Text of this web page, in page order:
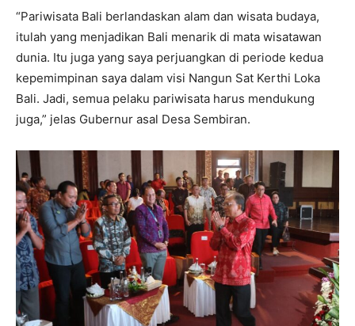
“Pariwisata Bali berlandaskan alam dan wisata budaya,
itulah yang menjadikan Bali menarik di mata wisatawan
dunia. Itu juga yang saya perjuangkan di periode kedua
kepemimpinan saya dalam visi Nangun Sat Kerthi Loka
Bali. Jadi, semua pelaku pariwisata harus mendukung
juga,” jelas Gubernur asal Desa Sembiran.